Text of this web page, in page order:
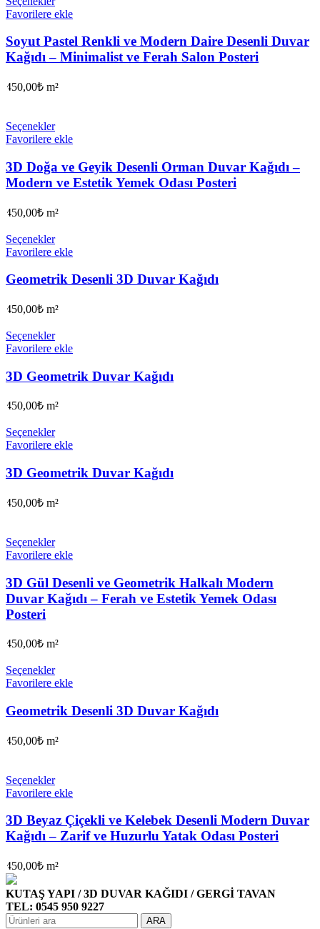
Favorilere ekle
Soyut Pastel Renkli ve Modern Daire Desenli Duvar
Kağıdı – Minimalist ve Ferah Salon Posteri
450,00₺ m²
Seçenekler
Favorilere ekle
3D Doğa ve Geyik Desenli Orman Duvar Kağıdı –
Modern ve Estetik Yemek Odası Posteri
450,00₺ m²
Seçenekler
Favorilere ekle
Geometrik Desenli 3D Duvar Kağıdı
450,00₺ m²
Seçenekler
Favorilere ekle
3D Geometrik Duvar Kağıdı
450,00₺ m²
Seçenekler
Favorilere ekle
3D Geometrik Duvar Kağıdı
450,00₺ m²
Seçenekler
Favorilere ekle
3D Gül Desenli ve Geometrik Halkalı Modern
Duvar Kağıdı – Ferah ve Estetik Yemek Odası
Posteri
450,00₺ m²
Seçenekler
Favorilere ekle
Geometrik Desenli 3D Duvar Kağıdı
450,00₺ m²
Seçenekler
Favorilere ekle
3D Beyaz Çiçekli ve Kelebek Desenli Modern Duvar
Kağıdı – Zarif ve Huzurlu Yatak Odası Posteri
450,00₺ m²
KUTAŞ YAPI / 3D DUVAR KAĞIDI / GERGİ TAVAN
TEL: 0545 950 9227
ARA